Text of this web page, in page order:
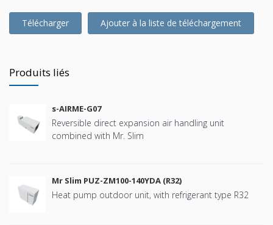
Télécharger Ajouter à la liste de téléchargement
Produits liés
s-AIRME-G07
Reversible direct expansion air handling unit
combined with Mr. Slim
Mr Slim PUZ-ZM100-140YDA (R32)
Heat pump outdoor unit, with refrigerant type R32